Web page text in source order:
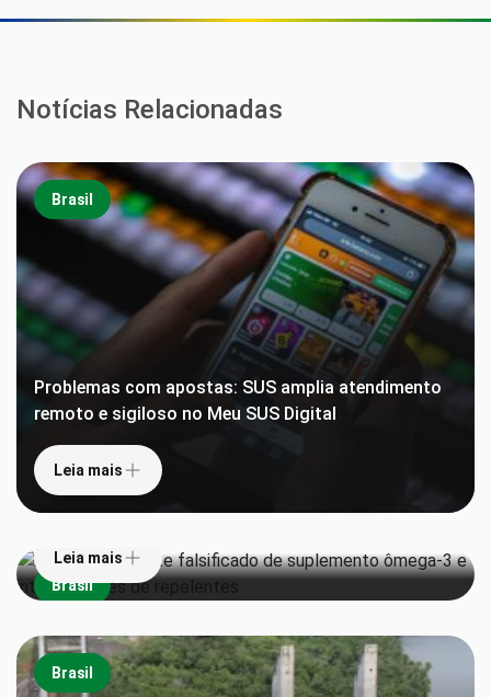
Notícias Relacionadas
Brasil
Problemas com apostas: SUS amplia atendimento
remoto e sigiloso no Meu SUS Digital
Leia mais
Brasil
Anvisa proíbe lote falsificado de suplemento
ômega-3 e interdita lotes de repelentes
Leia mais
Brasil